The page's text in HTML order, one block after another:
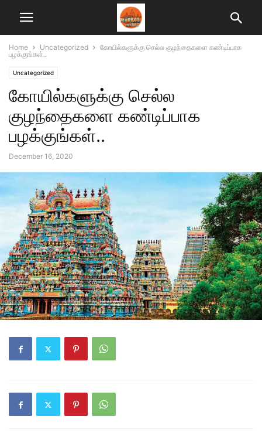
Home Uncategorized
கோயில்களுக்கு செல்ல குழந்தைகளை கண்டிப்பாக
பழக்குங்கள்..
Uncategorized
கோயில்களுக்கு செல்ல
குழந்தைகளை கண்டிப்பாக
பழக்குங்கள்..
December 16, 2020